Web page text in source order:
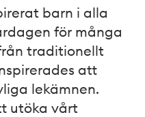
barn i alla
för många
traditionellt
att
lekämnen.
utöka vårt